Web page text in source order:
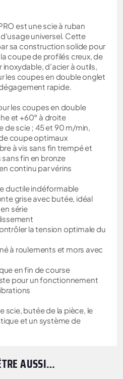
est une scie à ruban
universel. Cette
sa construction solide pour
coupe de profilés creux, de
d’acier à outils,
les coupes en double onglet
rapide.
les coupes en double
et +60° à droite
de scie ; 45 et 90 m/min,
coupe optimaux
à vis sans fin trempé et
fin en bronze
continu par vérins
ductile indéformable
grise avec butée, idéal
série
la tension optimale du
à roulements et mors avec
en fin de course
pour un fonctionnement
scie, butée de la pièce, le
et un système de
AUSSI…